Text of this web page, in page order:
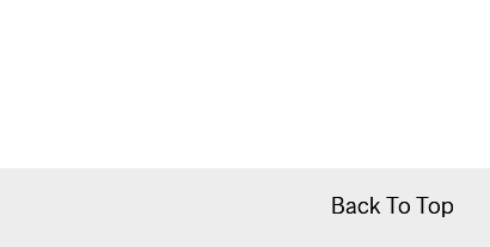
Back To Top
Back To Top